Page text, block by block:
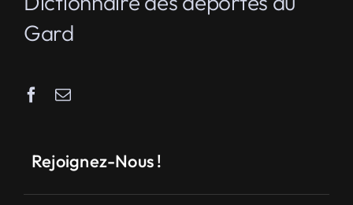
Gard
Rejoignez-Nous !